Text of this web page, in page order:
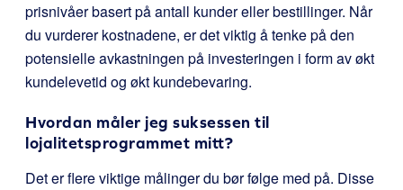
prisnivåer basert på antall kunder eller bestillinger. Når
du vurderer kostnadene, er det viktig å tenke på den
potensielle avkastningen på investeringen i form av økt
kundelevetid og økt kundebevaring.
Hvordan måler jeg suksessen til
lojalitetsprogrammet mitt?
Det er flere viktige målinger du bør følge med på. Disse